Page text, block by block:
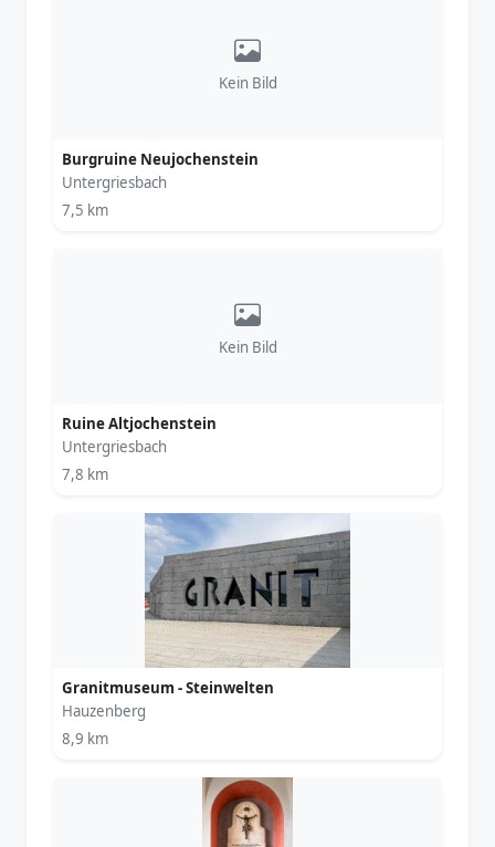
Kein Bild
Burgruine Neujochenstein
Untergriesbach
7,5 km
Kein Bild
Ruine Altjochenstein
Untergriesbach
7,8 km
Granitmuseum - Steinwelten
Hauzenberg
8,9 km